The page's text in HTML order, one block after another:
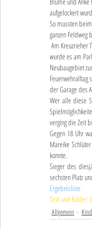
aufgelockert
So mussten
ganzen
wurde es am
Neubaugebiet
Feuerwehralltag
der Garage des
Wer alle diese
verging die Zeit
Gegen 18 Uhr
Mareike
konnte.
Sieger des
sechsten Platz
Ergebnisliste
Text und Bilder:
Allgemein